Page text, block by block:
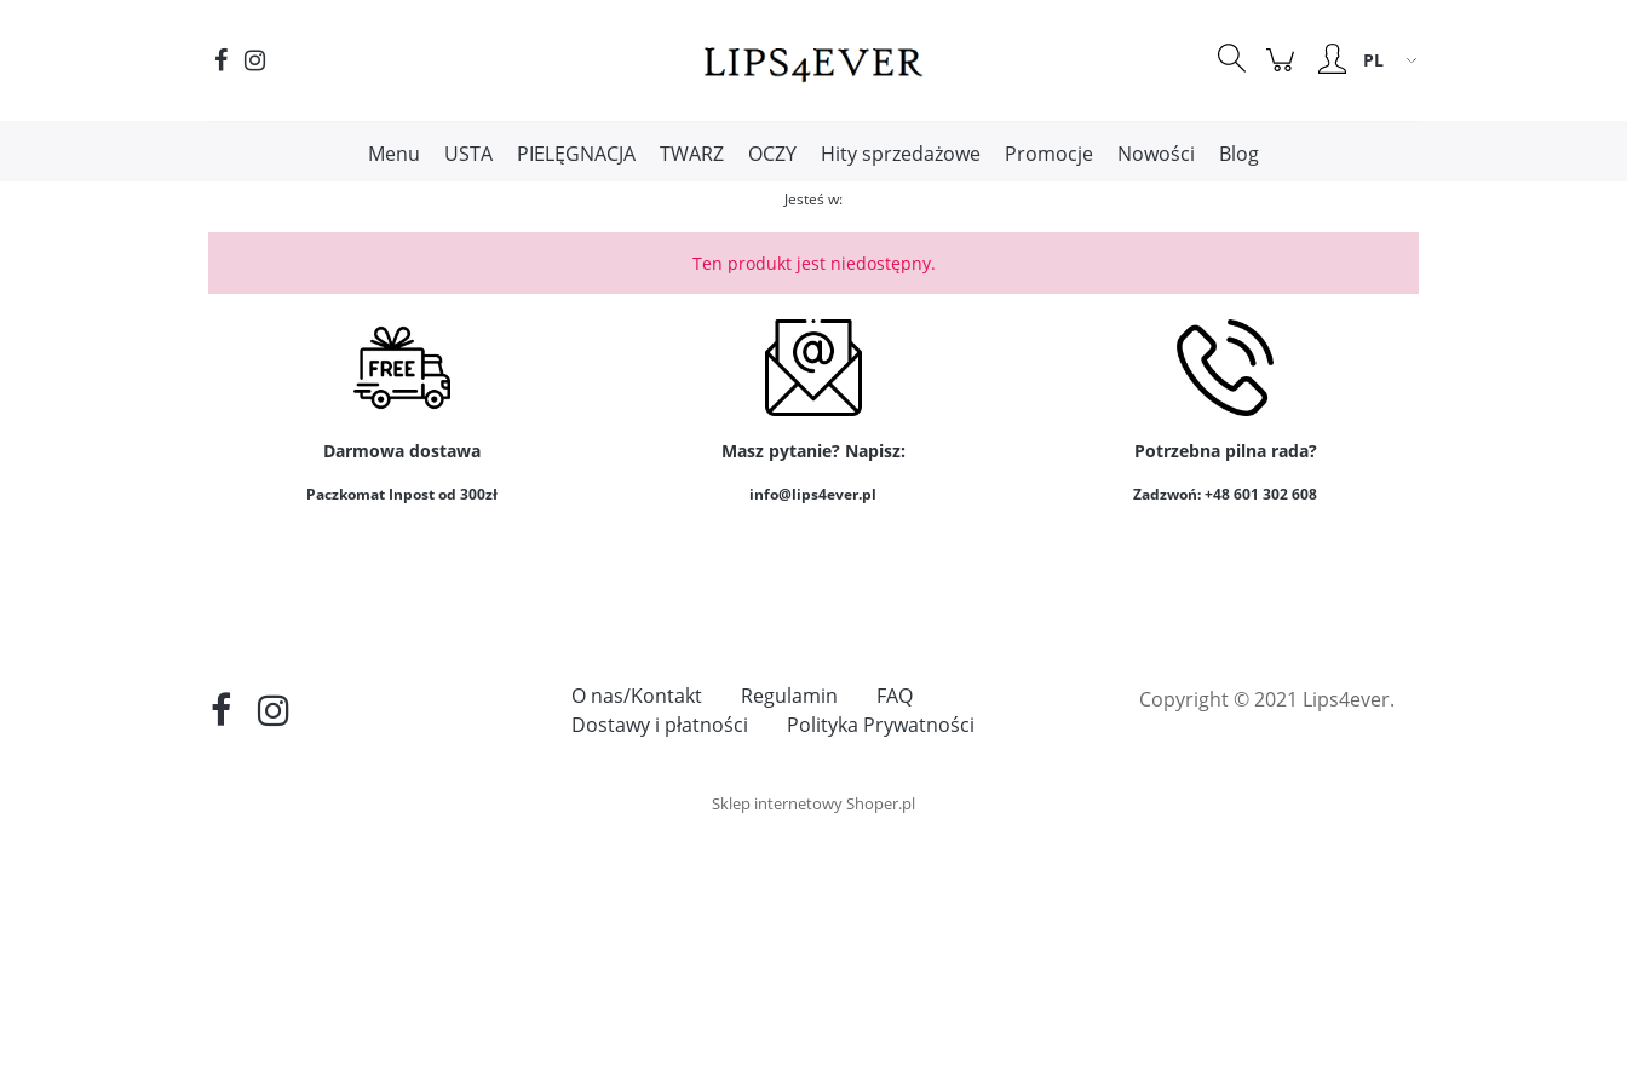
Menu USTA PIELĘGNACJA TWARZ OCZY Hity sprzedażowe Promocje Nowości Blog
Jesteś w:
Ten produkt jest niedostępny.
Darmowa dostawa
Paczkomat Inpost od 300zł
Masz pytanie? Napisz:
info@lips4ever.pl
Potrzebna pilna rada?
Zadzwoń: +48 601 302 608
O nas/Kontakt Regulamin
FAQ
Dostawy i płatności
Polityka Prywatności
Copyright © 2021 Lips4ever.
Sklep internetowy Shoper.pl